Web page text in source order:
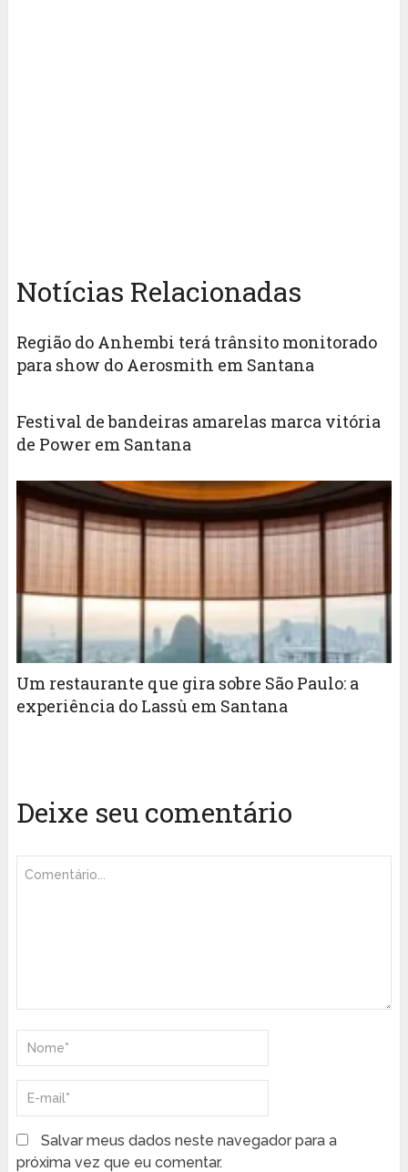
Notícias Relacionadas
Região do Anhembi terá trânsito monitorado
para show do Aerosmith em Santana
Festival de bandeiras amarelas marca vitória
de Power em Santana
Um restaurante que gira sobre São Paulo: a
experiência do Lassù em Santana
Deixe seu comentário
Salvar meus dados neste navegador para a
próxima vez que eu comentar.